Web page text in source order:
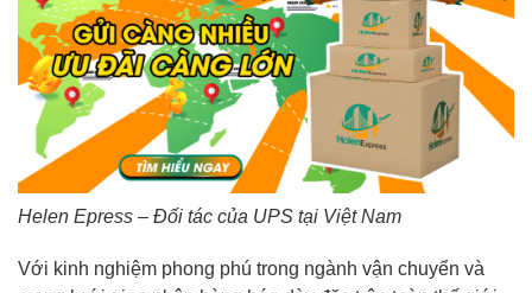
Helen Epress – Đối tác của UPS tại Việt Nam
Với kinh nghiệm phong phú trong ngành vận chuyển và